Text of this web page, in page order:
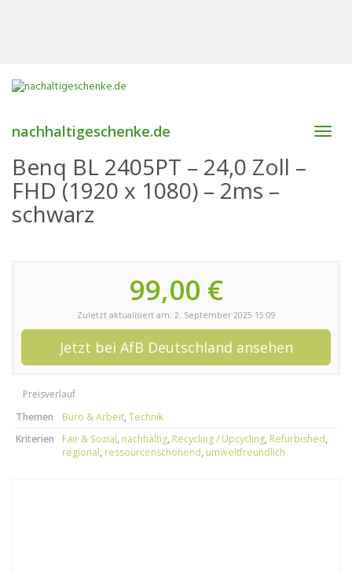
nachhaltigeschenke.de
Benq BL 2405PT – 24,0 Zoll –
FHD (1920 x 1080) – 2ms –
schwarz
99,00 €
Zuletzt aktualisiert am: 2. September 2025 15:09
Jetzt bei AfB Deutschland ansehen
Preisverlauf
Themen
Büro & Arbeit, Technik
Kriterien
Fair & Sozial, nachhaltig, Recycling / Upcycling, Refurbished,
regional, ressourcenschonend, umweltfreundlich